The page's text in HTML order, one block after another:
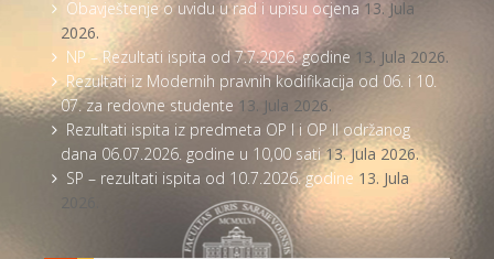
Obavještenje o uvidu u rad i upisu ocjena 13. Jula
2026.
NP – Rezultati ispita od 7.7.2026. godine 13. Jula 2026.
Rezultati iz Modernih pravnih kodifikacija od 06. i 10.
07. za redovne studente 13. Jula 2026.
Rezultati ispita iz predmeta OP I i OP II održanog
dana 06.07.2026. godine u 10,00 sati 13. Jula 2026.
SP – rezultati ispita od 10.7.2026. godine 13. Jula
2026.